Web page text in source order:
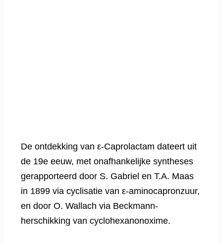
De ontdekking van ε-Caprolactam dateert uit
de 19e eeuw, met onafhankelijke syntheses
gerapporteerd door S. Gabriel en T.A. Maas
in 1899 via cyclisatie van ε-aminocapronzuur,
en door O. Wallach via Beckmann-
herschikking van cyclohexanonoxime.